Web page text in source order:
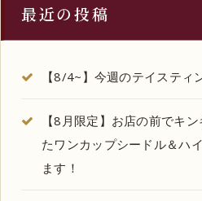
最近の投稿
【8/4~】今週のテイスティ
【8月限定】お店の前でキン
たワンカップシードル＆ハ
ます！